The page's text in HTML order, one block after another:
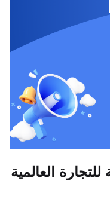
العالمية